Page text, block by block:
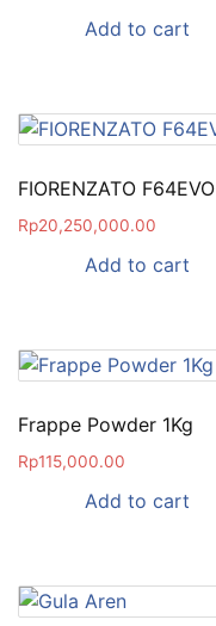
Add to cart
FIORENZATO F64EVO
Rp20,250,000.00
Add to cart
Frappe Powder 1Kg
Rp115,000.00
Add to cart